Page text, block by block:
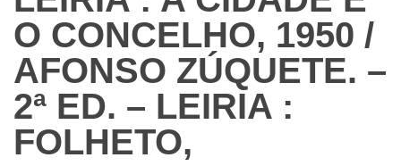
O CONCELHO, 1950 /
AFONSO ZÚQUETE. –
2ª ED. – LEIRIA :
FOLHETO,